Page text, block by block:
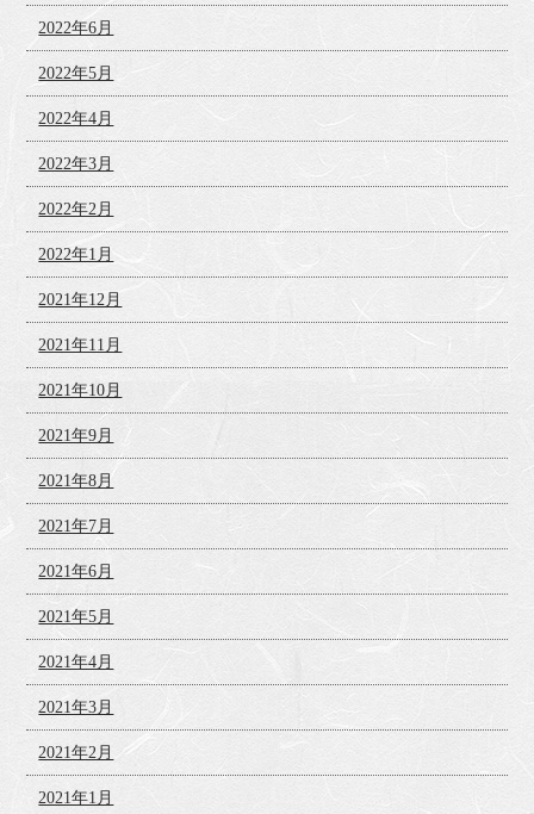
2022年6月
2022年5月
2022年4月
2022年3月
2022年2月
2022年1月
2021年12月
2021年11月
2021年10月
2021年9月
2021年8月
2021年7月
2021年6月
2021年5月
2021年4月
2021年3月
2021年2月
2021年1月